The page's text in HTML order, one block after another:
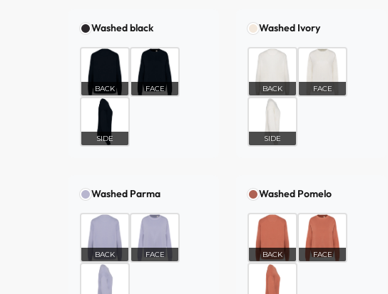
Washed black
BACK FACE
SIDE
Washed Ivory
BACK FACE
SIDE
Washed Parma
BACK FACE
Washed Pomelo
BACK FACE